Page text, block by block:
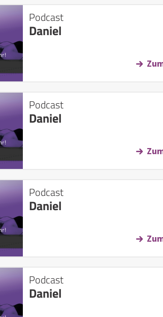
Podcast
Daniel
Podcast
Daniel
Podcast
Daniel
Podcast
Daniel